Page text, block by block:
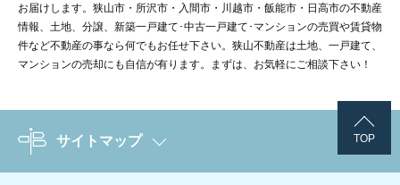
お届けします。狭山市・所沢市・入間市・川越市・飯能市・日高市の不動産
情報、土地、分譲、新築一戸建て･中古一戸建て･マンションの売買や賃貸物
件など不動産の事なら何でもお任せ下さい。狭山不動産は土地、一戸建て、
マンションの売却にも自信が有ります。まずは、お気軽にご相談下さい！
TOP
サイトマップ